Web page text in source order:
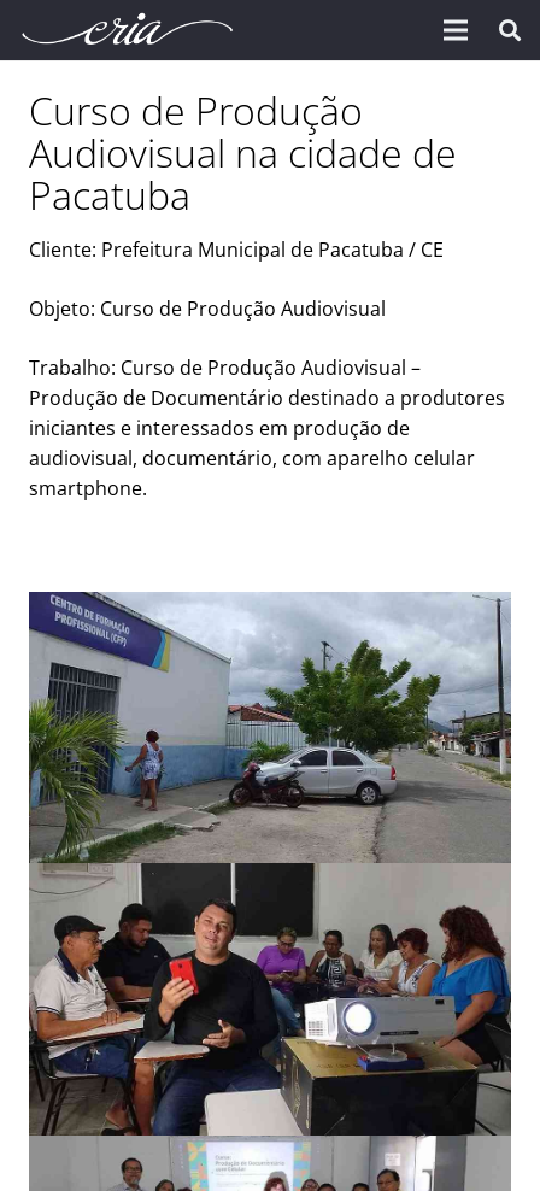
Curso de Produção
Audiovisual na cidade de
Pacatuba
Cliente: Prefeitura Municipal de Pacatuba / CE
Objeto: Curso de Produção Audiovisual
Trabalho: Curso de Produção Audiovisual –
Produção de Documentário destinado a produtores
iniciantes e interessados em produção de
audiovisual, documentário, com aparelho celular
smartphone.